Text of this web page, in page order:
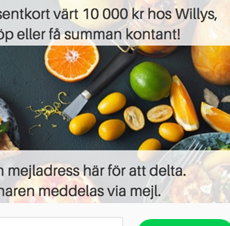
HÄR »
koppla av med musik lång batteritid
läs digitalt
Email
några bra erbjudanden!